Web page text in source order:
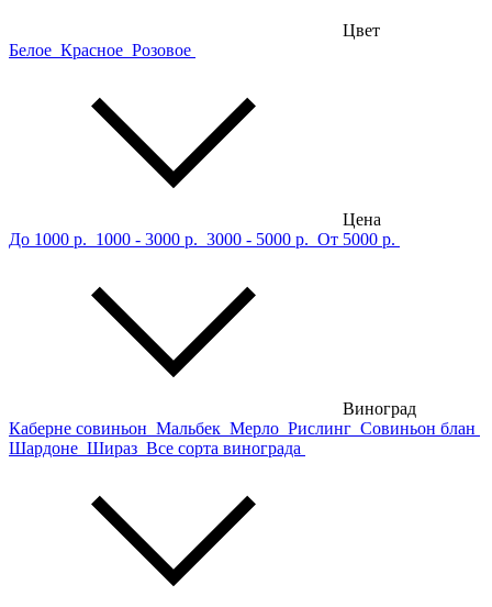
Цвет
Белое Красное Розовое
Цена
До 1000 р. 1000 - 3000 р. 3000 - 5000 р. От 5000 р.
Виноград
Каберне совиньон Мальбек Мерло Рислинг Совиньон блан
Шардоне Шираз Все сорта винограда